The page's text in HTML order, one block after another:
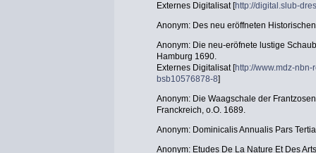
Externes Digitalisat [http://digital.slub-
Anonym: Des neu eröffneten
Anonym: Die neu-eröfnete lustige
Hamburg 1690.
Externes Digitalisat [http://www.mdz-
bsb10576878-8]
Anonym: Die Waagschale der
Franckreich, o.O. 1689.
Anonym: Dominicalis Annualis Pars
Anonym: Etudes De La Nature Et Des